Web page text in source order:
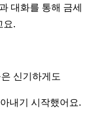
대화를 통해 금세
요.
신기하게도
내기 시작했어요.